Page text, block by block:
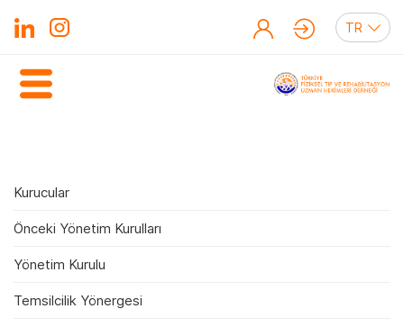
Kurucular
Önceki Yönetim Kurulları
Yönetim Kurulu
Temsilcilik Yönergesi